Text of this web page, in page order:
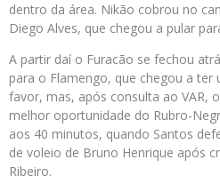
dentro da área. Nikão cobrou no
Diego Alves, que chegou a pular
A partir daí o Furacão se fechou
para o Flamengo, que chegou a ter
favor, mas, após consulta ao VAR,
melhor oportunidade do Rubro-
aos 40 minutos, quando Santos
de voleio de Bruno Henrique após
Ribeiro.